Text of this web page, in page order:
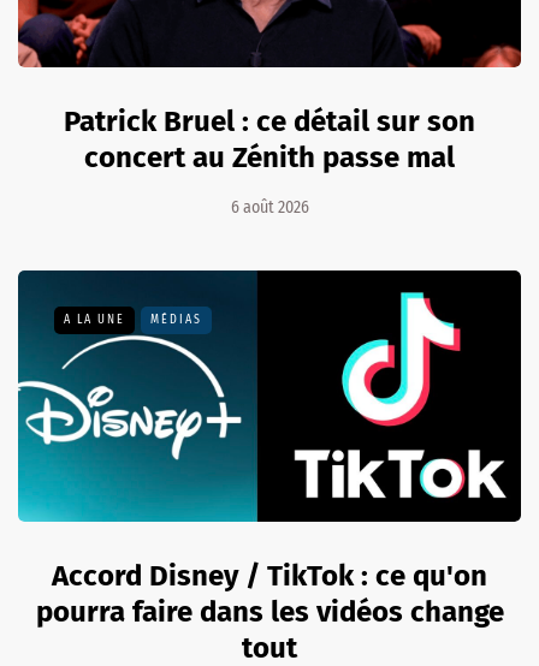
Patrick Bruel : ce détail sur son
concert au Zénith passe mal
6 août 2026
A LA UNE MÉDIAS
Accord Disney / TikTok : ce qu'on
pourra faire dans les vidéos change
tout